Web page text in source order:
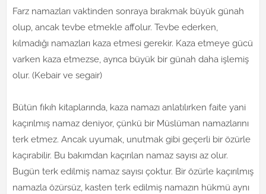
Farz namazları vaktinden sonraya bırakmak büyük günah
olup, ancak tevbe etmekle affolur. Tevbe ederken,
kılmadığı namazları kaza etmesi gerekir. Kaza etmeye gücü
varken kaza etmezse, ayrıca büyük bir günah daha işlemiş
olur. (Kebair ve segair)
Bütün fıkıh kitaplarında, kaza namazı anlatılırken faite yani
kaçırılmış namaz deniyor, çünkü bir Müslüman namazlarını
terk etmez. Ancak uyumak, unutmak gibi geçerli bir özürle
kaçırabilir. Bu bakımdan kaçırılan namaz sayısı az olur.
Bugün terk edilmiş namaz sayısı çoktur. Bir özürle kaçırılmış
namazla özürsüz, kasten terk edilmiş namazın hükmü aynı